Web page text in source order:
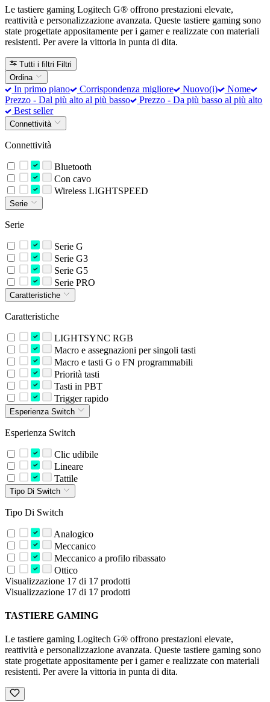
Le tastiere gaming Logitech G® offrono prestazioni elevate,
reattività e personalizzazione avanzata. Queste tastiere gaming sono
state progettate appositamente per i gamer e realizzate con materiali
resistenti. Per avere la vittoria in punta di dita.
Tutti i filtri Filtri
Ordina
In primo piano Corrispondenza migliore Nuovo(i)
Nome
Prezzo - Dal più alto al più basso
Prezzo - Da più basso al più alto
Best seller
Connettività
Connettività
Bluetooth
Con cavo
Wireless LIGHTSPEED
Serie
Serie
Serie G
Serie G3
Serie G5
Serie PRO
Caratteristiche
Caratteristiche
LIGHTSYNC RGB
Macro e assegnazioni per singoli tasti
Macro e tasti G o FN programmabili
Priorità tasti
Tasti in PBT
Trigger rapido
Esperienza Switch
Esperienza Switch
Clic udibile
Lineare
Tattile
Tipo Di Switch
Tipo Di Switch
Analogico
Meccanico
Meccanico a profilo ribassato
Ottico
Visualizzazione 17 di 17 prodotti
Visualizzazione 17 di 17 prodotti
TASTIERE GAMING
Le tastiere gaming Logitech G® offrono prestazioni elevate,
reattività e personalizzazione avanzata. Queste tastiere gaming sono
state progettate appositamente per i gamer e realizzate con materiali
resistenti. Per avere la vittoria in punta di dita.